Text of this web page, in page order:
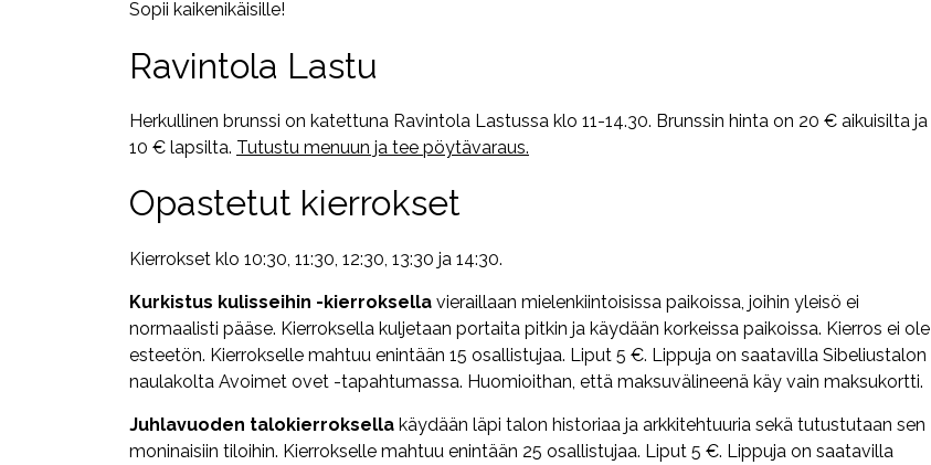
Sopii kaikenikäisille!
Ravintola Lastu
Herkullinen brunssi on katettuna Ravintola Lastussa klo 11-14.30. Brunssin hinta on 20 € aikuisilta ja
10 € lapsilta. Tutustu menuun ja tee pöytävaraus.
Opastetut kierrokset
Kierrokset klo 10:30, 11:30, 12:30, 13:30 ja 14:30.
Kurkistus kulisseihin -kierroksella vieraillaan mielenkiintoisissa paikoissa, joihin yleisö ei
normaalisti pääse. Kierroksella kuljetaan portaita pitkin ja käydään korkeissa paikoissa. Kierros ei ole
esteetön. Kierrokselle mahtuu enintään 15 osallistujaa. Liput 5 €. Lippuja on saatavilla Sibeliustalon
naulakolta Avoimet ovet -tapahtumassa. Huomioithan, että maksuvälineenä käy vain maksukortti.
Juhlavuoden talokierroksella käydään läpi talon historiaa ja arkkitehtuuria sekä tutustutaan sen
moninaisiin tiloihin. Kierrokselle mahtuu enintään 25 osallistujaa. Liput 5 €. Lippuja on saatavilla